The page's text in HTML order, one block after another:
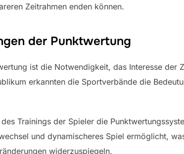
Zeitrahmen enden können.
der Punktwertung
ist die Notwendigkeit, das Interesse der
erkannten die Sportverbände die
des Trainings der Spieler die
und dynamischeres Spiel ermöglicht,
widerzuspiegeln.